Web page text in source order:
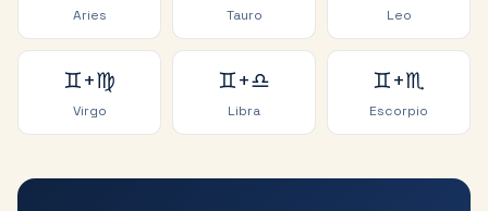
Aries Tauro Leo
♊+♍
Virgo
♊+♎
Libra
♊+♏
Escorpio